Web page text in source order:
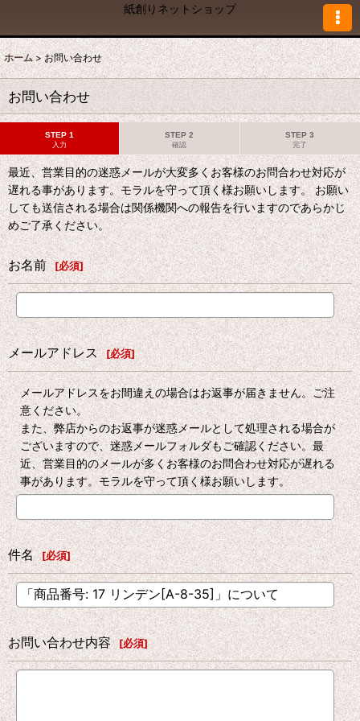
紙創りネットショップ
ホーム > お問い合わせ
お問い合わせ
STEP 1
入力
STEP 2
確認
STEP 3
完了
最近、営業目的の迷惑メールが大変多くお客様のお問合わせ対応が
遅れる事があります。モラルを守って頂く様お願いします。 お願い
しても送信される場合は関係機関への報告を行いますのであらかじ
めご了承ください。
お名前 [必須]
メールアドレス [必須]
メールアドレスをお間違えの場合はお返事が届きません。ご注
意ください。
また、弊店からのお返事が迷惑メールとして処理される場合が
ございますので、迷惑メールフォルダもご確認ください。最
近、営業目的のメールが多くお客様のお問合わせ対応が遅れる
事があります。モラルを守って頂く様お願いします。
件名 [必須]
お問い合わせ内容 [必須]